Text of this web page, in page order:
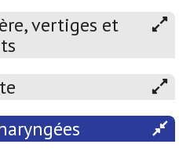
vertiges et